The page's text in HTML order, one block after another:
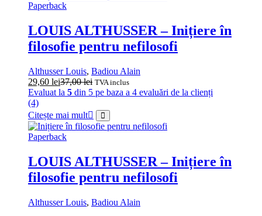
Paperback
LOUIS ALTHUSSER – Inițiere în
filosofie pentru nefilosofi
Althusser Louis, Badiou Alain
29,60 lei37,00lei TVA inclus
Evaluat la 5 din 5 pe baza a 4 evaluări de la clienți
(4)
Citește mai mult
Paperback
LOUIS ALTHUSSER – Inițiere în
filosofie pentru nefilosofi
Althusser Louis, Badiou Alain